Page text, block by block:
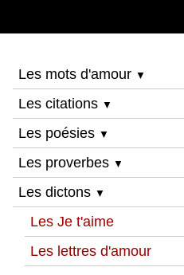
Les mots d'amour ▼
Les citations ▼
Les poésies ▼
Les proverbes ▼
Les dictons ▼
Les Je t'aime
Les lettres d'amour